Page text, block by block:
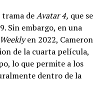
trama deAvatar 4, que se
Sin embargo, en una
en 2022, Cameron
de la cuarta película,
lo que permite a los
dentro de la